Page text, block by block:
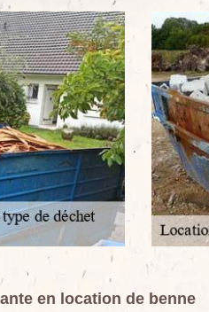
en location de benne